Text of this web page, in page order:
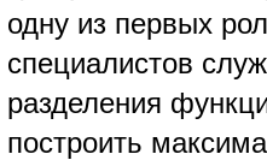
одну из первых
специалистов
разделения
построить